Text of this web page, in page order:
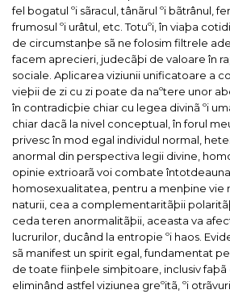
fel bogatul ºi sãracul, tânãrul ºi bãtrânul,
frumosul ºi urâtul, etc. Totuºi, în viaþa
de circumstanþe sã ne folosim filtrele
facem aprecieri, judecãþi de valoare în
sociale. Aplicarea viziunii unificatoare a
vieþii de zi cu zi poate da naºtere unor
în contradicþie chiar cu legea divinã ºi
chiar dacã la nivel conceptual, în forul
privesc în mod egal individul normal,
anormal din perspectiva legii divine,
opinie extrioarã voi combate
homosexualitatea, pentru a menþine vie
naturii, cea a complementaritãþii
ceda teren anormalitãþii, aceasta va
lucrurilor, ducând la entropie ºi haos.
sã manifest un spirit egal, fundamentat
de toate fiinþele simþitoare, inclusiv faþã
eliminând astfel viziunea greºitã, ºi